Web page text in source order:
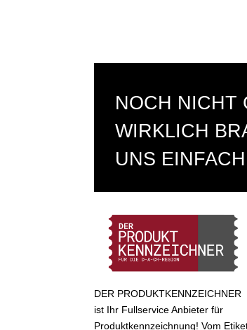
NOCH NICHT
WIRKLICH
UNS
DER PRODUKTKENNZEICHNER
ist Ihr Fullservice Anbieter für
Produktkennzeichnung! Vom